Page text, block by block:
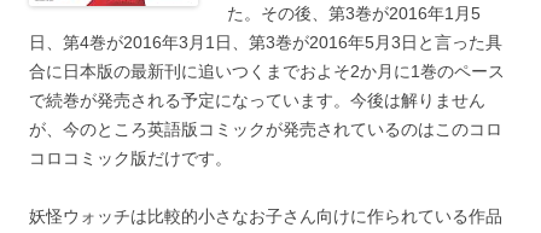
た。その後、第3巻が2016年1月5
日、第4巻が2016年3月1日、第3巻が2016年5月3日と言った具
合に日本版の最新刊に追いつくまでおよそ2か月に1巻のペース
で続巻が発売される予定になっています。今後は解りません
が、今のところ英語版コミックが発売されているのはこのコロ
コロコミック版だけです。
妖怪ウォッチは比較的小さなお子さん向けに作られている作品